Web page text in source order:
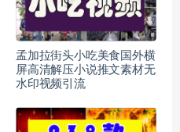
孟加拉街头小吃美食国外横
屏高清解压小说推文素材无
水印视频引流